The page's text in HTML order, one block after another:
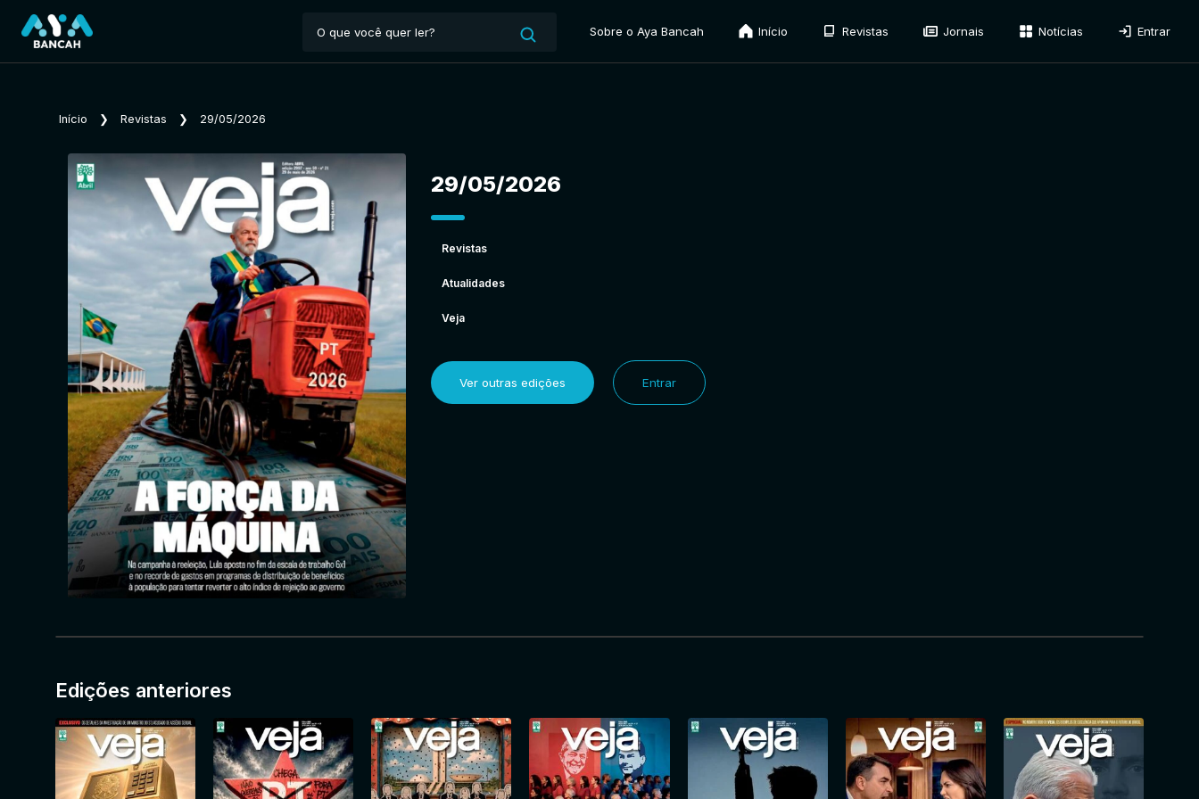
Sobre o Aya Bancah Início Revistas Jornais Notícias Entrar
Início ❯ Revistas ❯ 29/05/2026
29/05/2026
Revistas
Atualidades
Veja
Ver outras edições Entrar
Edições anteriores